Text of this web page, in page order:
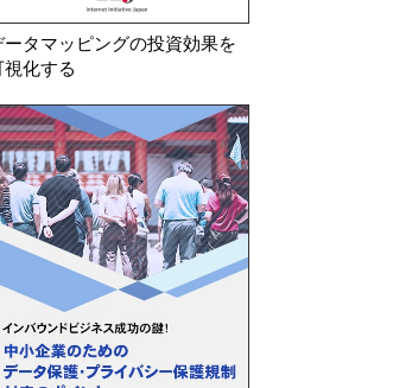
ータマッピングの投資効果を
視化する